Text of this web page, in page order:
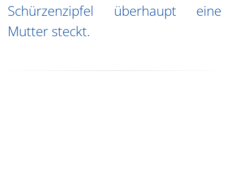
Schürzenzipfel überhaupt eine
Mutter steckt.